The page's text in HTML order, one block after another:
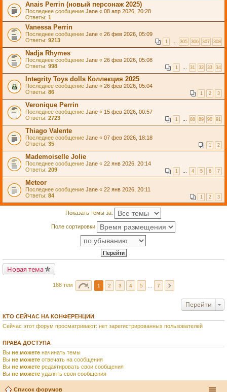
Anais Perrin (новый персонаж 2025)
Последнее сообщение Jane « 08 апр 2026, 20:28
Ответы: 1
Vanessa Perrin
Последнее сообщение Jane « 26 фев 2026, 05:09
Ответы: 9213 1 … 305 306 307 308
Nadja Rhymes
Последнее сообщение Jane « 26 фев 2026, 05:08
Ответы: 998 1 … 31 32 33 34
Integrity Toys dolls Коллекция 2025
Последнее сообщение Jane « 26 фев 2026, 05:04
Ответы: 86 1 2 3
Veronique Perrin
Последнее сообщение Jane « 15 фев 2026, 00:57
Ответы: 2723 1 … 88 89 90 91
Thiago Valente
Последнее сообщение Jane « 07 фев 2026, 18:18
Ответы: 35 1 2
Mademoiselle Jolie
Последнее сообщение Jane « 22 янв 2026, 20:14
Ответы: 209 1 … 4 5 6 7
Meteor
Последнее сообщение Jane « 22 янв 2026, 20:11
Ответы: 84 1 2 3
Показать темы за:
Поле сортировки
Новая тема
188 тем 1 2 3 4 5 7
Перейти
КТО СЕЙЧАС НА КОНФЕРЕНЦИИ
Сейчас этот форум просматривают: нет зарегистрированных пользователей
ПРАВА ДОСТУПА
Вы не можете начинать темы
Вы не можете отвечать на сообщения
Вы не можете редактировать свои сообщения
Вы не можете удалять свои сообщения
Список форумов